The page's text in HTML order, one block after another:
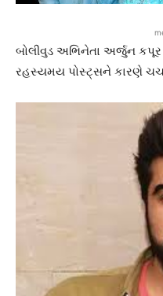
બોલીવુડ અભિનેતા અર્જુન કપૂર
રહસ્યમય પોસ્ટ્સને કારણે